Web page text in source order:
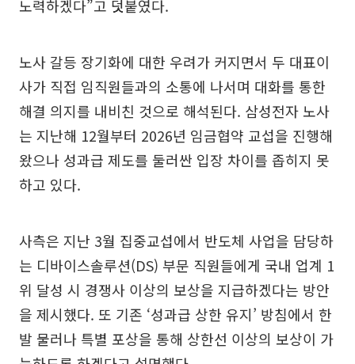
노력하겠다”고 덧붙였다.
노사 갈등 장기화에 대한 우려가 커지면서 두 대표이
사가 직접 임직원들과의 소통에 나서며 대화를 통한
해결 의지를 내비친 것으로 해석된다. 삼성전자 노사
는 지난해 12월부터 2026년 임금협약 교섭을 진행해
왔으나 성과급 제도를 둘러싼 입장 차이를 좁히지 못
하고 있다.
사측은 지난 3월 집중교섭에서 반도체 사업을 담당하
는 디바이스솔루션(DS) 부문 직원들에게 국내 업계 1
위 달성 시 경쟁사 이상의 보상을 지급하겠다는 방안
을 제시했다. 또 기존 ‘성과급 상한 유지’ 방침에서 한
발 물러나 특별 포상을 통해 상한선 이상의 보상이 가